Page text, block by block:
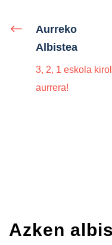
Aurreko
Albistea
3, 2, 1 eskola
aurrera!
Azken